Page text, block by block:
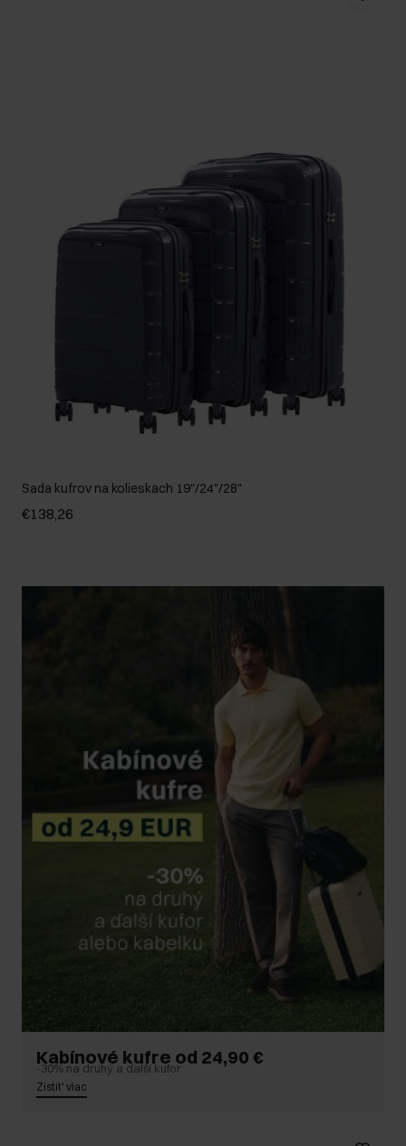
Sada kufrov na kolieskach 19"/24"/28"
€138,26
Kabínové kufre od 24,90 €
-30% na druhý a ďalší kufor
Zistit' viac